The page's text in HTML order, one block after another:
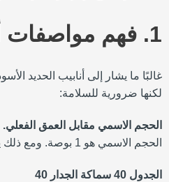
1. فهم مواصفات أنابيب الحديد الأسود
لكنها ضرورية للسلامة:
الحجم الاسمي مقابل العمق الفعلي.
الحجم الاسمي هو 1 بوصة. ومع ذلك يبلغ القطر الخارجي 1.315 بوصة.
الجدول 40 سماكة الجدار 40